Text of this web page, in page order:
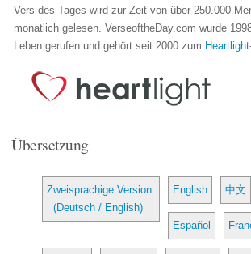
Vers des Tages wird zur Zeit von über 250.000
monatlich gelesen. VerseoftheDay.com wurde
Leben gerufen und gehört seit 2000 zum Heartlight
Übersetzung
Zweisprachige Version:
(Deutsch / English)
English 中文
Español